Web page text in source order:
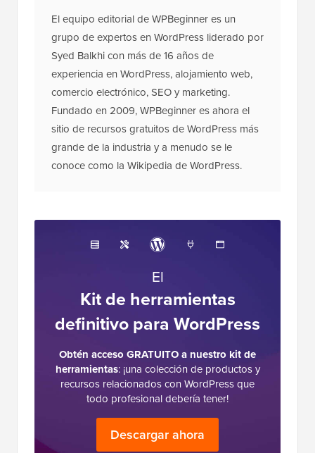
El equipo editorial de WPBeginner es un
grupo de expertos en WordPress liderado por
Syed Balkhi con más de 16 años de
experiencia en WordPress, alojamiento web,
comercio electrónico, SEO y marketing.
Fundado en 2009, WPBeginner es ahora el
sitio de recursos gratuitos de WordPress más
grande de la industria y a menudo se le
conoce como la Wikipedia de WordPress.
El
Kit de herramientas
definitivo para WordPress
Obtén acceso GRATUITO a nuestro kit de
herramientas: ¡una colección de productos y
recursos relacionados con WordPress que
todo profesional debería tener!
Descargar ahora